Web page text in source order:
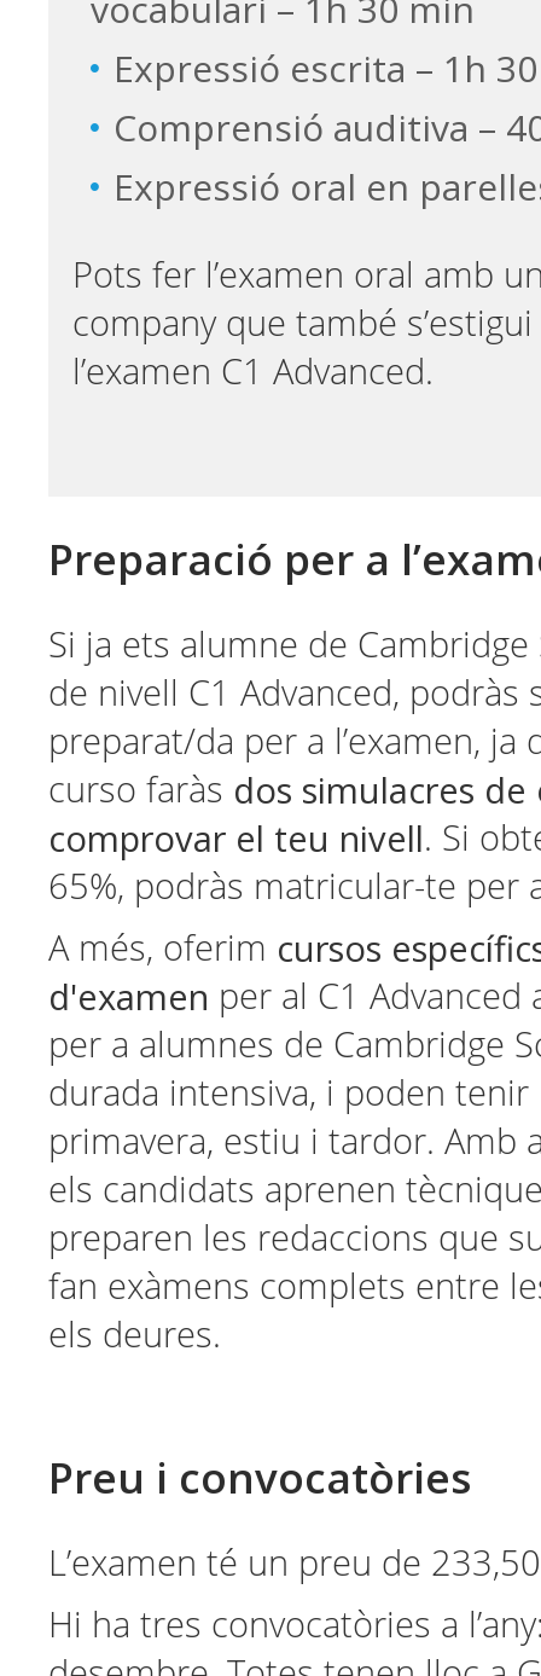
Expressió escrita – 1h
Comprensió auditiva –
Expressió oral en
Pots fer l’examen oral amb
company que també
l’examen C1 Advanced.
Preparació per a
Si ja ets alumne de Cambridge
de nivell C1 Advanced, podràs
preparat/da per a l’examen, ja
curso faràs dos simulacres
comprovar el teu nivell. Si
65%, podràs matricular-te per
A més, oferim cursos
d'examen per al C1
per a alumnes de Cambridge
durada intensiva, i poden tenir
primavera, estiu i tardor. Amb
els candidats aprenen
preparen les redaccions que
fan exàmens complets entre
els deures.
Preu i convocatòries
L’examen té un preu de
Hi ha tres convocatòries a